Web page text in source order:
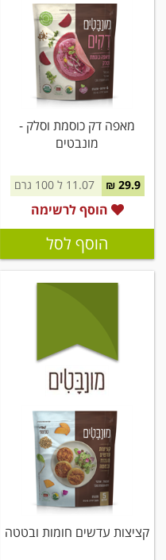
מאפה דק כוסמת וסלק -
מונבטים
29.9 ₪ 11.07 ל 100 גרם
הוסף לרשימה
הוסף לסל
קציצות עדשים חומות ובטטה